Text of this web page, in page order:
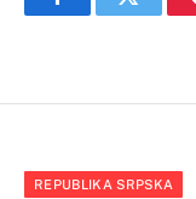
FacebookTwitter
REPUBLIKA SRPSKA